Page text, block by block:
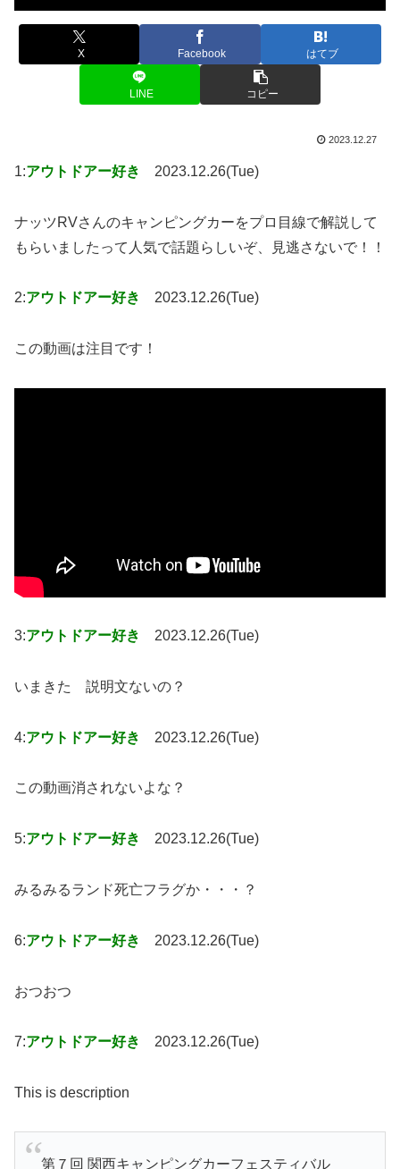
X Facebook はてブ
LINE コピー
2023.12.27
1:アウトドアー好き 2023.12.26(Tue)
ナッツRVさんのキャンピングカーをプロ目線で解説して
もらいましたって人気で話題らしいぞ、見逃さないで！！
2:アウトドアー好き 2023.12.26(Tue)
この動画は注目です！
3:アウトドアー好き 2023.12.26(Tue)
いまきた 説明文ないの？
4:アウトドアー好き 2023.12.26(Tue)
この動画消されないよな？
5:アウトドアー好き 2023.12.26(Tue)
みるみるランド死亡フラグか・・・？
6:アウトドアー好き 2023.12.26(Tue)
おつおつ
7:アウトドアー好き 2023.12.26(Tue)
This is description
第７回 関西キャンピングカーフェスティバル